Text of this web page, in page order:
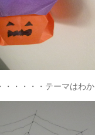
・・・・・テーマはわ